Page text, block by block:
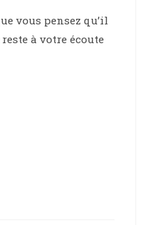
vous pensez qu’il
à votre écoute